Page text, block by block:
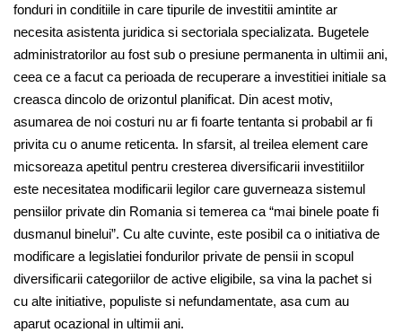
fonduri in conditiile in care tipurile de investitii amintite ar
necesita asistenta juridica si sectoriala specializata. Bugetele
administratorilor au fost sub o presiune permanenta in ultimii ani,
ceea ce a facut ca perioada de recuperare a investitiei initiale sa
creasca dincolo de orizontul planificat. Din acest motiv,
asumarea de noi costuri nu ar fi foarte tentanta si probabil ar fi
privita cu o anume reticenta. In sfarsit, al treilea element care
micsoreaza apetitul pentru cresterea diversificarii investitiilor
este necesitatea modificarii legilor care guverneaza sistemul
pensiilor private din Romania si temerea ca “mai binele poate fi
dusmanul binelui”. Cu alte cuvinte, este posibil ca o initiativa de
modificare a legislatiei fondurilor private de pensii in scopul
diversificarii categoriilor de active eligibile, sa vina la pachet si
cu alte initiative, populiste si nefundamentate, asa cum au
aparut ocazional in ultimii ani.